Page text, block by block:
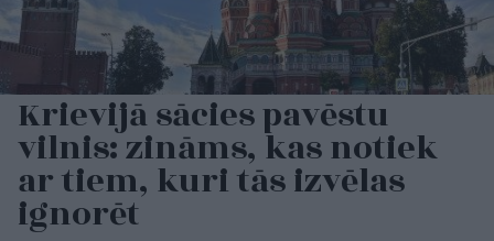
Krievijā sācies pavēstu
vilnis: zināms, kas notiek
ar tiem, kuri tās izvēlas
ignorēt